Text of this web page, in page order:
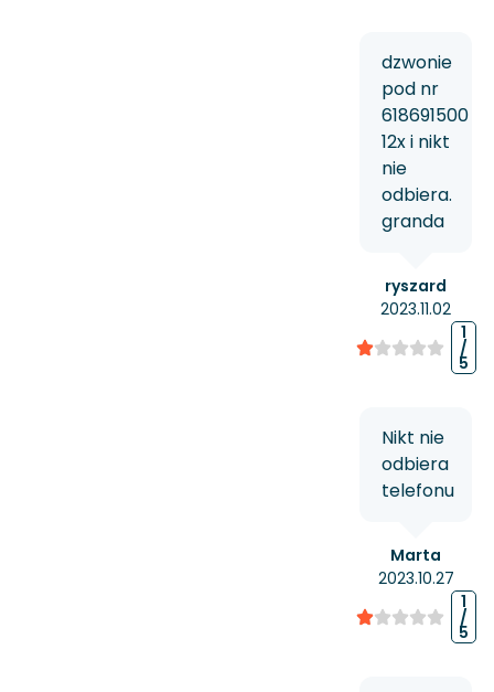
ryszard
2023.11.02
1
/
5
dzwonie
pod nr
618691500
12x i nikt
nie
odbiera.
granda
Marta
2023.10.27
1
/
5
Nikt nie
odbiera
telefonu